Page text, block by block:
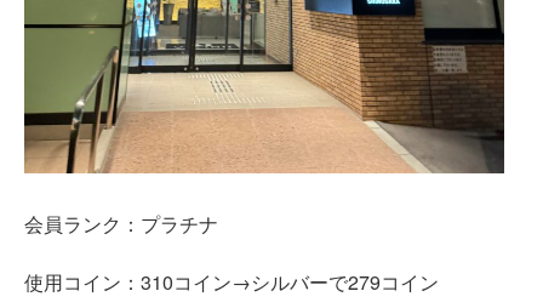
会員ランク：プラチナ
使用コイン：310コイン→シルバーで279コイン